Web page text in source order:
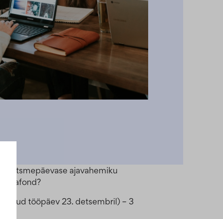
seitsmepäevase ajavahemiku
tööpäev 23. detsembril) – 3